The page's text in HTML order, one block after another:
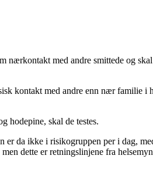
nærkontakt med andre smittede og
kontakt med andre enn nær familie i
hodepine, skal de testes.
da ikke i risikogruppen per i dag,
dette er retningslinjene fra